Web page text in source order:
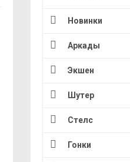
Новинки
Аркады
Экшен
Шутер
Стелс
Гонки